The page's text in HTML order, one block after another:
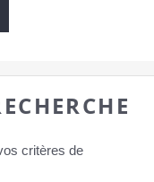
critères de